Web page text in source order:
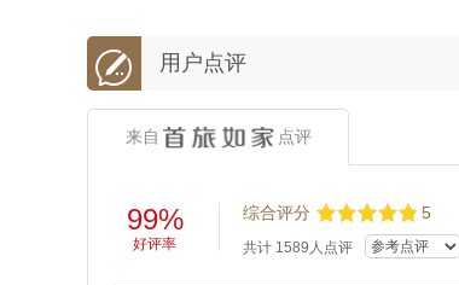
 用户点评
来自 点评
99%
好评率
综合评分 5
共计 1589 人点评